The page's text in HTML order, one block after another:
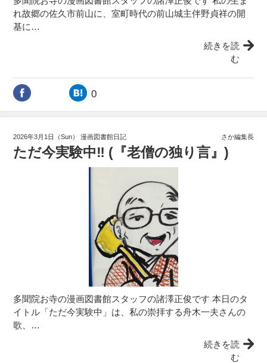
れ故郷の佐久市前山に、室町時代の前山城主伴野貞祥の開
基に…
続きを読
む
0
2026年3月1日（Sun）漫画図書館日記 さか編集長
ただ今実験中‼️ (『老僧の独り言』)
多聞院お寺の漫画図書館スタッフの諸澤正俊です 本日のタ
イトル「ただ今実験中」は、私の崇拝する舟木一夫さんの
歌、…
続きを読
む